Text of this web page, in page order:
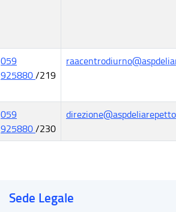
059
925880/219
059
925880/230
Sede Legale